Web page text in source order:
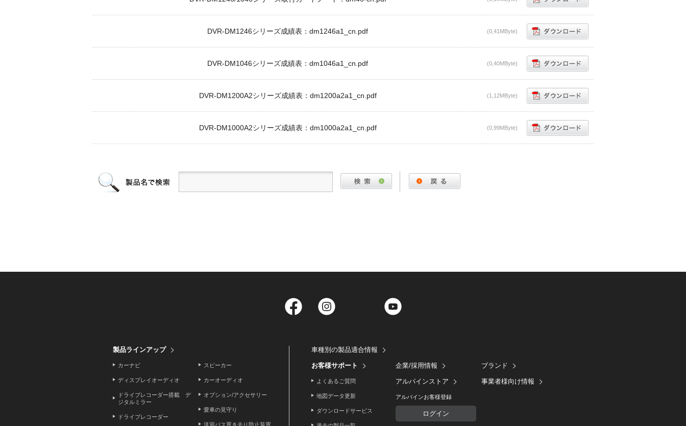
DVR-DM1246シリーズ成績表：dm1246a1_cn.pdf (0,41MByte)
DVR-DM1046シリーズ成績表：dm1046a1_cn.pdf (0,40MByte)
DVR-DM1200A2シリーズ成績表：dm1200a2a1_cn.pdf (1,12MByte)
DVR-DM1000A2シリーズ成績表：dm1000a2a1_cn.pdf (0,99MByte)
Facebook Twitter
製品ラインアップ
カーナビ
ディスプレイオーディオ
ドライブレコーダー搭載 デ
ジタルミラー
ドライブレコーダー
スピーカー
カーオーディオ
オプション/アクセサリー
愛車の見守り
送迎バス置き去り防止装置
車種別の製品適合情報
お客様サポート
よくあるご質問
地図データ更新
ダウンロードサービス
企業/採用情報
アルパインストア
アルパインお客様登録
ログイン
ブランド
事業者様向け情報